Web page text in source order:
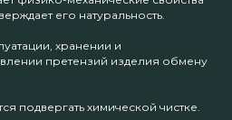
его натуральность.
хранении и
претензий изделия обмену
подвергать химической чистке.